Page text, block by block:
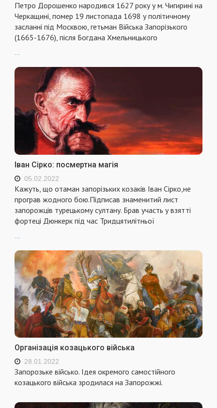
Петро Дорошенко народився 1627 року у м. Чигирині на
Черкащині, помер 19 листопада 1698 у політичному
засланні під Москвою, гетьман Війська Запорізького
(1665-1676), після Богдана Хмельницького
...
Іван Сірко: посмертна магія
05.02.2022
Кажуть, що отаман запорізьких козаків Іван Сірко,не
програв жодного бою.Підписав знаменитий лист
запорожців турецькому султану. Брав участь у взятті
фортеці Дюнкерк під час Тридцятилітньої
Організація козацького війська
28.01.2022
Запорозьке військо. Ідея окремого самостійного
козацького війська зродилася на Запорожжі.